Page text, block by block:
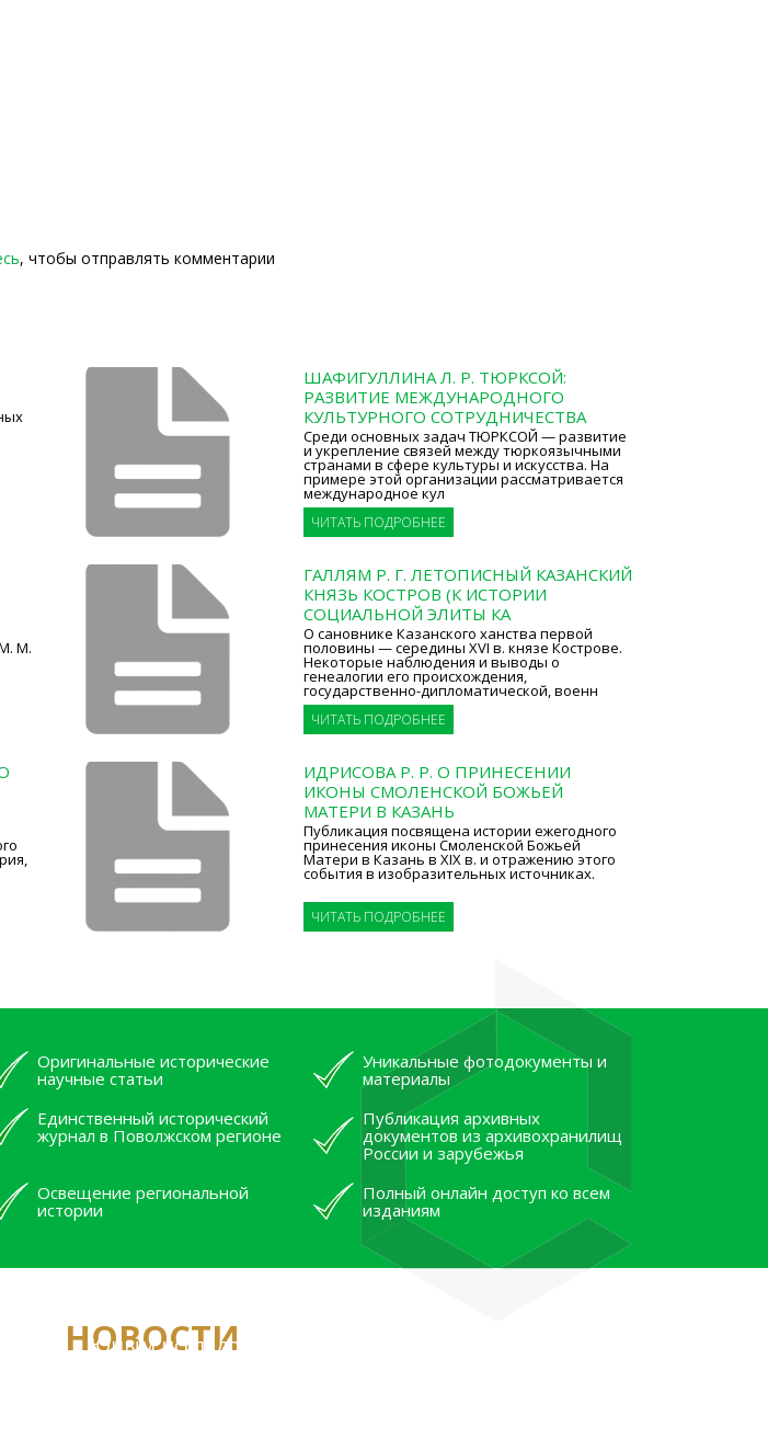
, чтобы отправлять комментарии
ШАФИГУЛЛИНА Л. Р. ТЮРКСОЙ:
РАЗВИТИЕ МЕЖДУНАРОДНОГО
КУЛЬТУРНОГО СОТРУДНИЧЕСТВА
Среди основных задач ТЮРКСОЙ — развитие
и укрепление связей между тюркоязычными
странами в сфере культуры и искусства. На
примере этой организации рассматривается
международное кул
ЧИТАТЬ ПОДРОБНЕЕ
М.
ГАЛЛЯМ Р. Г. ЛЕТОПИСНЫЙ КАЗАНСКИЙ
КНЯЗЬ КОСТРОВ (К ИСТОРИИ
СОЦИАЛЬНОЙ ЭЛИТЫ КА
О сановнике Казанского ханства первой
половины — середины XVI в. князе Кострове.
Некоторые наблюдения и выводы о
генеалогии его происхождения,
государственно-дипломатической, военн
ЧИТАТЬ ПОДРОБНЕЕ
ИДРИСОВА Р. Р. О ПРИНЕСЕНИИ
ИКОНЫ СМОЛЕНСКОЙ БОЖЬЕЙ
МАТЕРИ В КАЗАНЬ
Публикация посвящена истории ежегодного
принесения иконы Смоленской Божьей
Матери в Казань в XIX в. и отражению этого
события в изобразительных источниках.
ЧИТАТЬ ПОДРОБНЕЕ
Оригинальные исторические
научные статьи
Уникальные фотодокументы и
материалы
Единственный исторический
журнал в Поволжском регионе
Публикация архивных
документов из архивохранилищ
России и зарубежья
Освещение региональной
истории
Полный онлайн доступ ко всем
изданиям
НОВОСТИ
Юным исследователям рассказали об архивных